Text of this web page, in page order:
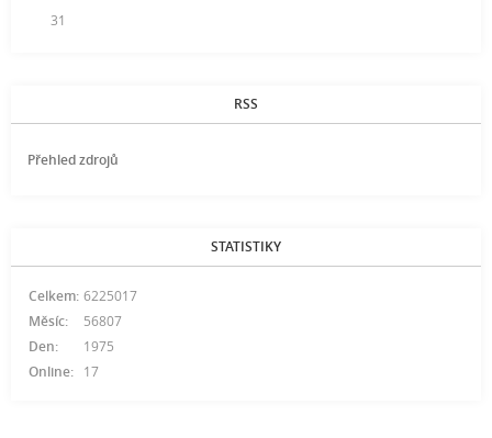
31
RSS
Přehled zdrojů
STATISTIKY
Online: 17
Celkem: 6225017
Měsíc:
56807
Den:
1975